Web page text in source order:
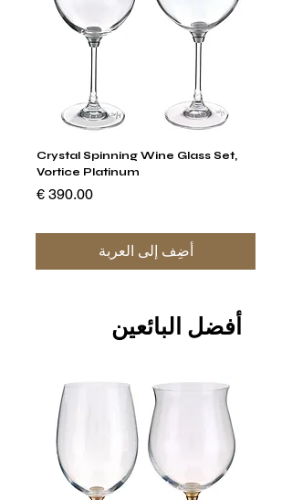
Crystal Spinning Wine Glass Set,
Vortice Platinum
السعر
أضِف إلى العربة
أفضل البائعين